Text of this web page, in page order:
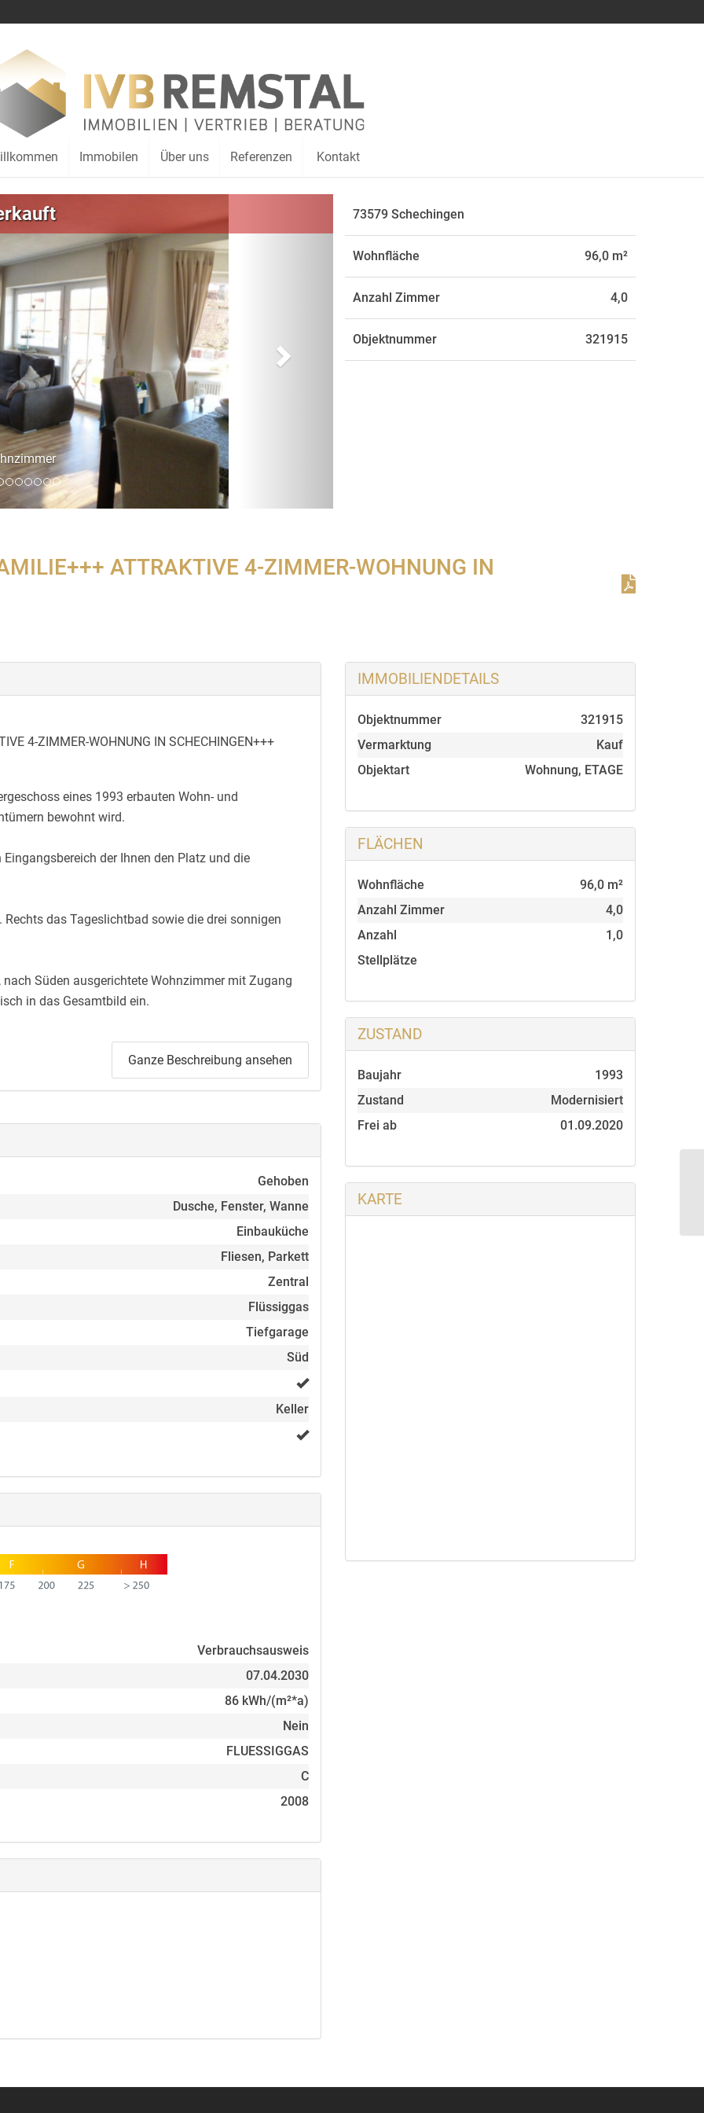
Immobilen Über uns Referenzen Kontakt
73579 Schechingen
Wohnfläche 96,0 m²
Anzahl Zimmer 4,0
Objektnummer 321915
ATTRAKTIVE 4-ZIMMER-WOHNUNG IN
4-ZIMMER-WOHNUNG IN SCHECHINGEN+++
eines 1993 erbauten Wohn- und
bewohnt wird.
der Ihnen den Platz und die
das Tageslichtbad sowie die drei sonnigen
Süden ausgerichtete Wohnzimmer mit Zugang
in das Gesamtbild ein.
befindet sich heute in einem absoluten Top
Anruf.
Waschtisch, WC und Handtuchheizung
enthalten
erfolgen ausschließlich über uns. Im Übrigen
Ganze Beschreibung ansehen
Gehoben
Dusche, Fenster, Wanne
Einbauküche
Fliesen, Parkett
Zentral
Flüssiggas
Tiefgarage
Süd
Keller
Verbrauchsausweis
07.04.2030
86 kWh/(m²*a)
Nein
FLUESSIGGAS
C
2008
IMMOBILIENDETAILS
Objektnummer
321915
Vermarktung
Kauf
Objektart
Wohnung, ETAGE
FLÄCHEN
Wohnfläche
96,0 m²
Anzahl Zimmer
4,0
Anzahl
Stellplätze
1,0
ZUSTAND
Baujahr
1993
Zustand
Modernisiert
Frei ab
01.09.2020
KARTE